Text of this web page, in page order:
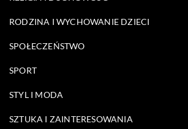
RODZINA I WYCHOWANIE DZIECI
SPOŁECZEŃSTWO
SPORT
STYL I MODA
SZTUKA I ZAINTERESOWANIA